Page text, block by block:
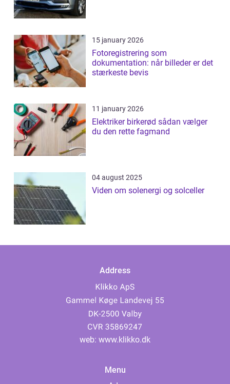
15 january 2026
Fotoregistrering som
dokumentation: når billeder er det
stærkeste bevis
11 january 2026
Elektriker birkerød sådan vælger
du den rette fagmand
04 august 2025
Viden om solenergi og solceller
Address
web: www.klikko.dk
Menu